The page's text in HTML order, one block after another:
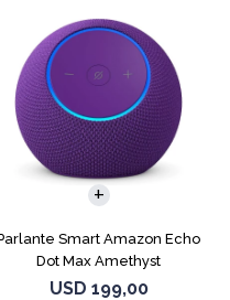
Smart Amazon Echo
Dot Max Amethyst
USD 199,00